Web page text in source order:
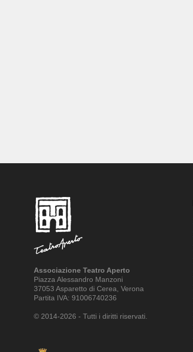
Associazione Teatro Aperto
Piazza Alessandro Manzoni
37053 Asparetto di Cerea, Verona
Partita IVA: 91006740236
© 2014-2026 - Tutti i diritti riservati.